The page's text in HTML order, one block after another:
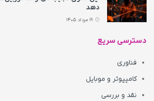
دهد
دسترسی سریع
فناوری
کامپیوتر و موبایل
نقد و بررسی